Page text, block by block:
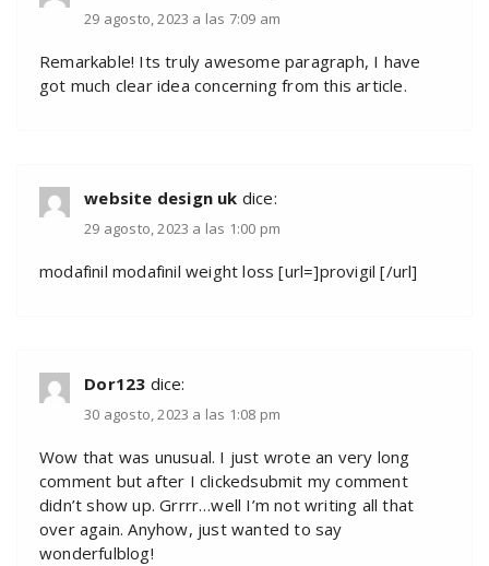
29 agosto, 2023 a las 7:09 am
Remarkable! Its truly awesome paragraph, I have
got much clear idea concerning from this article.
website design uk dice:
29 agosto, 2023 a las 1:00 pm
modafinil modafinil weight loss [url=]provigil [/url]
Dor123 dice:
30 agosto, 2023 a las 1:08 pm
Wow that was unusual. I just wrote an very long
comment but after I clickedsubmit my comment
didn’t show up. Grrrr…well I’m not writing all that
over again. Anyhow, just wanted to say
wonderfulblog!